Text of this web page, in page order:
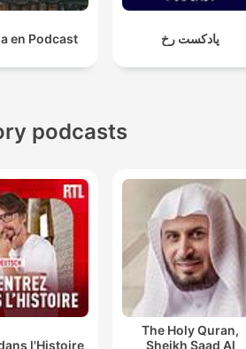
en Podcast پادکست رخ
podcasts
l'Histoire
The Holy Quran,
Sheikh Saad Al